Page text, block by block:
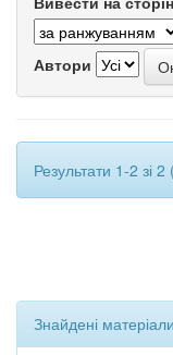
Автори
Результати 1-2 зі
Знайдені